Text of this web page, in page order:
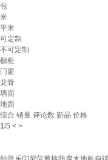
包
米
平米
可定制
不可定制
橱柜
门窗
龙骨
墙面
地面
综合 销量 评论数 新品 价格
1/5 < >